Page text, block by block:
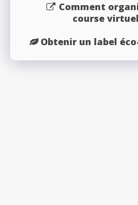
Comment
course
Obtenir un label